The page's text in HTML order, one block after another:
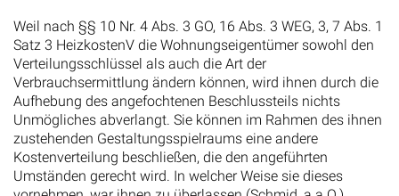
Weil nach §§ 10 Nr. 4 Abs. 3 GO, 16 Abs. 3 WEG, 3, 7 Abs. 1
Satz 3 HeizkostenV die Wohnungseigentümer sowohl den
Verteilungsschlüssel als auch die Art der
Verbrauchsermittlung ändern können, wird ihnen durch die
Aufhebung des angefochtenen Beschlussteils nichts
Unmögliches abverlangt. Sie können im Rahmen des ihnen
zustehenden Gestaltungsspielraums eine andere
Kostenverteilung beschließen, die den angeführten
Umständen gerecht wird. In welcher Weise sie dieses